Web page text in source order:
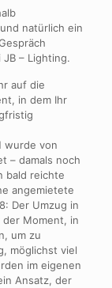
natürlich ein
– Lighting.
auf die
in dem Ihr
wurde von
– damals noch
bald reichte
angemietete
Der Umzug in
Moment, in
um zu
möglichst viel
im eigenen
Ansatz, der